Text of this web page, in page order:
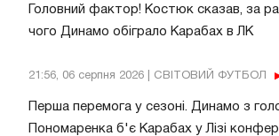
Головний фактор! Костюк сказав, за
чого Динамо обіграло Карабах в ЛК
21:56, 06 серпня 2026 | СВІТОВИЙ ФУТБОЛ
Перша перемога у сезоні. Динамо з
Пономаренка б'є Карабах у Лізі